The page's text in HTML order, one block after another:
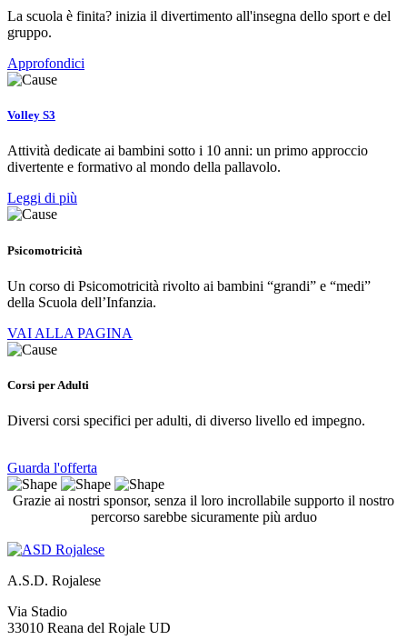
La scuola è finita? inizia il divertimento all'insegna dello sport e del
gruppo.
Approfondici
Volley S3
Attività dedicate ai bambini sotto i 10 anni: un primo approccio
divertente e formativo al mondo della pallavolo.
Leggi di più
Psicomotricità
Un corso di Psicomotricità rivolto ai bambini “grandi” e “medi”
della Scuola dell’Infanzia.
VAI ALLA PAGINA
Corsi per Adulti
Diversi corsi specifici per adulti, di diverso livello ed impegno.
Guarda l'offerta
Grazie ai nostri sponsor, senza il loro incrollabile supporto il nostro
percorso sarebbe sicuramente più arduo
A.S.D. Rojalese
Via Stadio
33010 Reana del Rojale UD